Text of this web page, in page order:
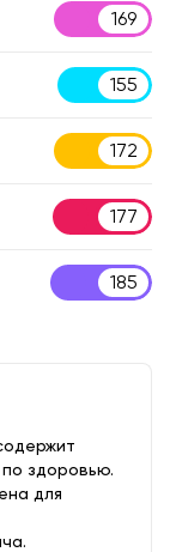
169
155
172
177
185
здоровью.
для